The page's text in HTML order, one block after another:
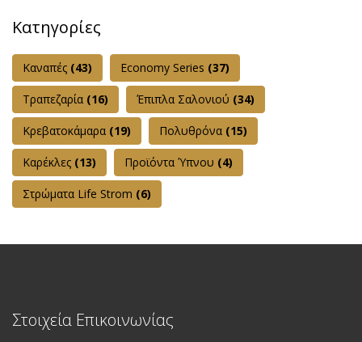
Κατηγορίες
Καναπές (43) Εconomy Series (37)
Τραπεζαρία (16) Έπιπλα Σαλονιού (34)
Κρεβατοκάμαρα (19) Πολυθρόνα (15)
Καρέκλες (13) Προϊόντα Ύπνου (4)
Στρώματα Life Strom (6)
Στοιχεία Επικοινωνίας